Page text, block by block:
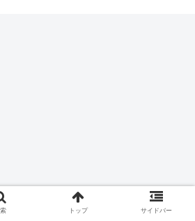
トップ サイドバー